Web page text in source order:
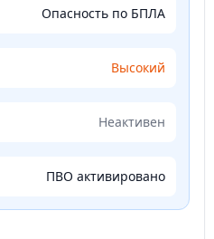
Опасность по БПЛА
Высокий
Неактивен
ПВО активировано